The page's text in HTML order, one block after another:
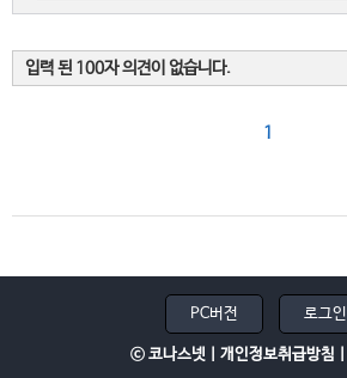
입력 된 100자 의견이 없습니다.
1
PC버전 로그인
ⓒ 코나스넷 | 개인정보취급방침